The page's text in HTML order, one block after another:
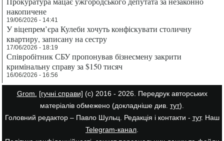
накопичене
19/06/2026 - 14:41
У віцепрем’єра Кулеби хочуть конфіскувати столичну
квартиру, записану на сестру
17/06/2026 - 18:19
Співробітник СБУ пропонував бізнесмену закрити
кримінальну справу за $150 тисяч
16/06/2026 - 16:56
Grom. [гучні справи] (с) 2016 - 2026. Передрук авторських
матеріалів обмежено (докладніше див. тут).
Головний редактор – Павло Шульц. Редакція і контакти - тут. Наш
Telegram-канал.